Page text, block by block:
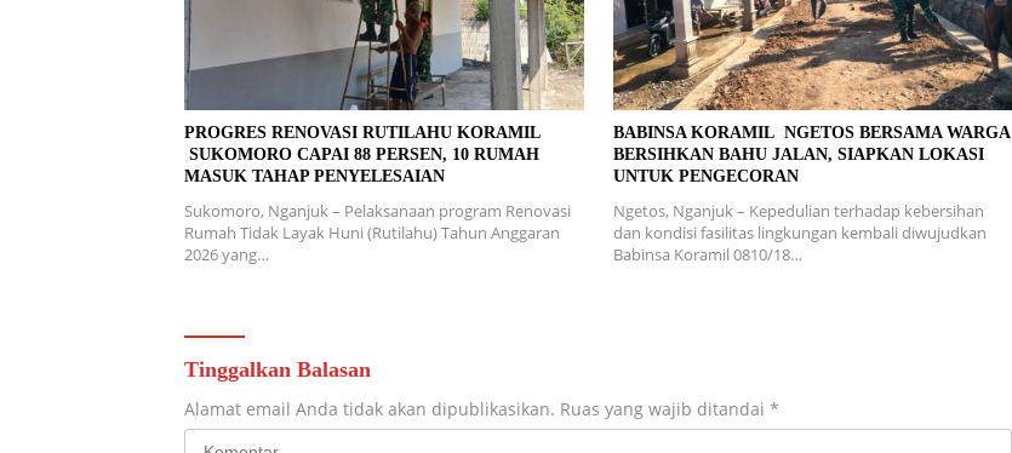
PROGRES RENOVASI RUTILAHU KORAMIL
SUKOMORO CAPAI 88 PERSEN, 10 RUMAH
MASUK TAHAP PENYELESAIAN
Sukomoro, Nganjuk – Pelaksanaan program Renovasi
Rumah Tidak Layak Huni (Rutilahu) Tahun Anggaran
2026 yang…
BABINSA KORAMIL NGETOS BERSAMA WARGA
BERSIHKAN BAHU JALAN, SIAPKAN LOKASI
UNTUK PENGECORAN
Ngetos, Nganjuk – Kepedulian terhadap kebersihan
dan kondisi fasilitas lingkungan kembali diwujudkan
Babinsa Koramil 0810/18…
Tinggalkan Balasan
Alamat email Anda tidak akan dipublikasikan. Ruas yang wajib ditandai *